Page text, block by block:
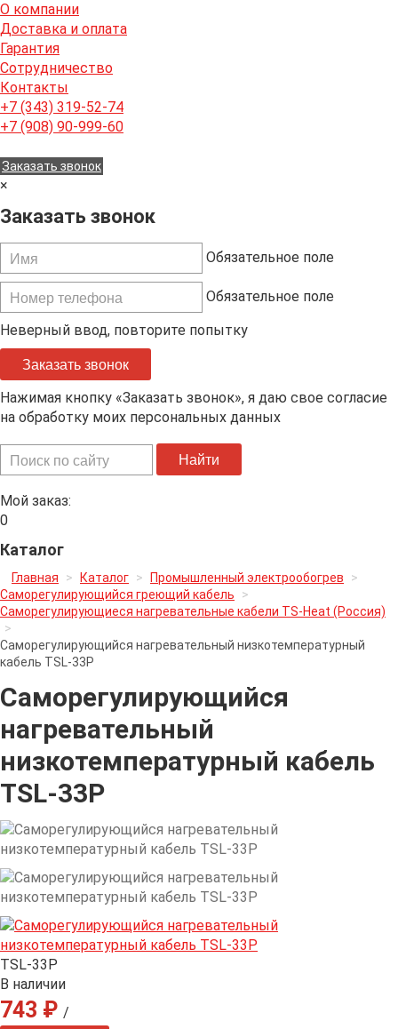
О компании
Доставка и оплата
Гарантия
Сотрудничество
Контакты
+7 (343) 319-52-74
+7 (908) 90-999-60
Заказать звонок
×
Заказать звонок
Обязательное поле
Обязательное поле
Неверный ввод, повторите попытку
Заказать звонок
Нажимая кнопку «Заказать звонок», я даю свое согласие
на обработку моих персональных данных
Найти
Мой заказ:
0
Каталог
Главная > Каталог > Промышленный электрообогрев
>
Саморегулирующийся греющий кабель
>
Саморегулирующиеся нагревательные кабели TS-Heat (Россия)
>
Саморегулирующийся нагревательный низкотемпературный
кабель TSL-33P
Саморегулирующийся
нагревательный
низкотемпературный кабель
TSL-33P
TSL-33P
В наличии
743 ₽ /